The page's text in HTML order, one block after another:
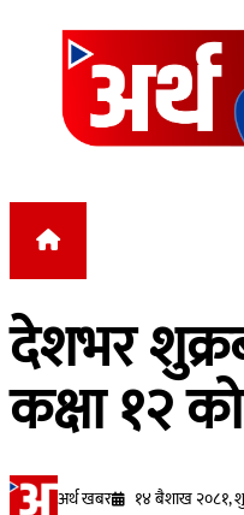
Skip to content
देशभर
कक्षा १२
अर्थ खबर १४ बैशाख २०८१,